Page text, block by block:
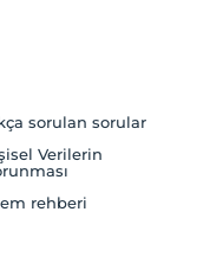
sorulan sorular
Verilerin
rehberi